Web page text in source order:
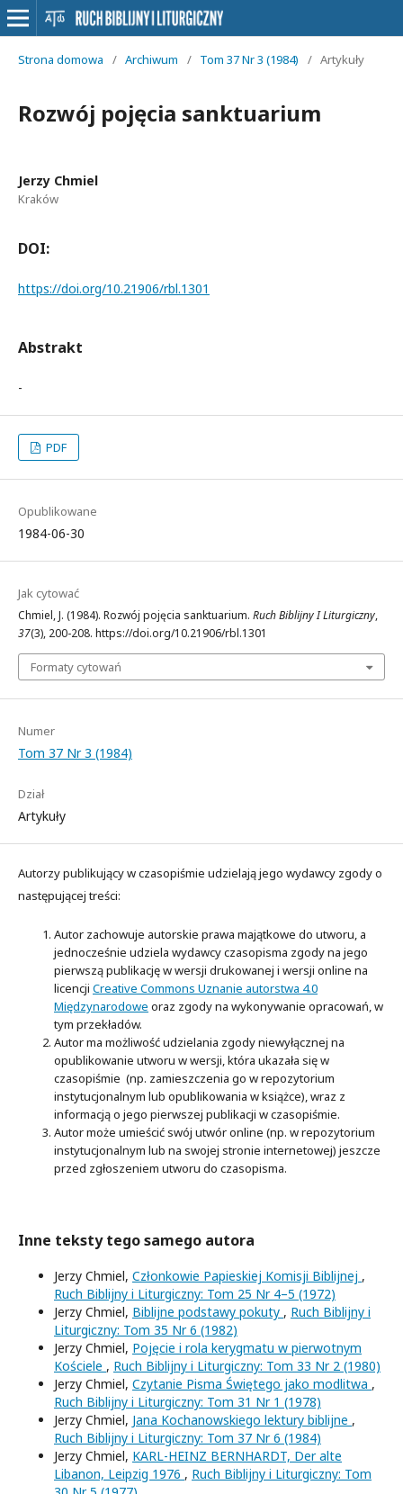
Strona domowa / Archiwum / Tom 37 Nr 3 (1984) / Artykuły
Rozwój pojęcia sanktuarium
Jerzy Chmiel
Kraków
DOI:
https://doi.org/10.21906/rbl.1301
Abstrakt
-
PDF
Opublikowane
1984-06-30
Jak cytować
Chmiel, J. (1984). Rozwój pojęcia sanktuarium. Ruch Biblijny I Liturgiczny,
37(3), 200-208. https://doi.org/10.21906/rbl.1301
Formaty cytowań
Numer
Tom 37 Nr 3 (1984)
Dział
Artykuły
Autorzy publikujący w czasopiśmie udzielają jego wydawcy zgody o
następującej treści:
Autor zachowuje autorskie prawa majątkowe do utworu, a
jednocześnie udziela wydawcy czasopisma zgody na jego
pierwszą publikację w wersji drukowanej i wersji online na
licencji Creative Commons Uznanie autorstwa 4.0
Międzynarodowe oraz zgody na wykonywanie opracowań, w
tym przekładów.
Autor ma możliwość udzielania zgody niewyłącznej na
opublikowanie utworu w wersji, która ukazała się w
czasopiśmie (np. zamieszczenia go w repozytorium
instytucjonalnym lub opublikowania w książce), wraz z
informacją o jego pierwszej publikacji w czasopiśmie.
Autor może umieścić swój utwór online (np. w repozytorium
instytucjonalnym lub na swojej stronie internetowej) jeszcze
przed zgłoszeniem utworu do czasopisma.
Inne teksty tego samego autora
Jerzy Chmiel, Członkowie Papieskiej Komisji Biblijnej ,
Ruch Biblijny i Liturgiczny: Tom 25 Nr 4–5 (1972)
Jerzy Chmiel, Biblijne podstawy pokuty , Ruch Biblijny i
Liturgiczny: Tom 35 Nr 6 (1982)
Jerzy Chmiel, Pojęcie i rola kerygmatu w pierwotnym
Kościele , Ruch Biblijny i Liturgiczny: Tom 33 Nr 2 (1980)
Jerzy Chmiel, Czytanie Pisma Świętego jako modlitwa ,
Ruch Biblijny i Liturgiczny: Tom 31 Nr 1 (1978)
Jerzy Chmiel, Jana Kochanowskiego lektury biblijne ,
Ruch Biblijny i Liturgiczny: Tom 37 Nr 6 (1984)
Jerzy Chmiel, KARL-HEINZ BERNHARDT, Der alte
Libanon, Leipzig 1976 , Ruch Biblijny i Liturgiczny: Tom